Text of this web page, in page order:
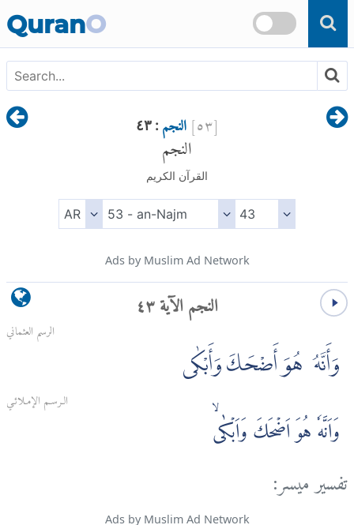
Skip to main content
QuranO
[٥٣]النجم : ٤٣ النجم
القرآن الكريم
Ads by Muslim Ad Network
النجم الآية ٤٣
الرسم العثماني
وَأَنَّهُۥ هُوَ أَضْحَكَ وَأَبْكٰى
الـرسـم الإمـلائـي
وَاَنَّهٗ هُوَ اَضۡحَكَ وَاَبۡكٰىۙ
تفسير ميسر:
Ads by Muslim Ad Network